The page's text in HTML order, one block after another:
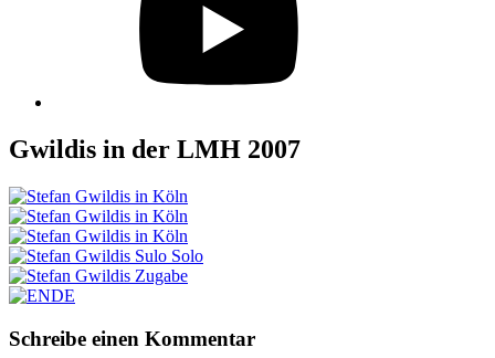
Gwildis in der LMH 2007
Schreibe einen Kommentar